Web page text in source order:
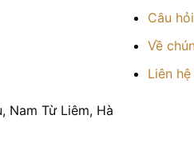
Nam Từ Liêm, Hà
Câu
Về
Liên hệ